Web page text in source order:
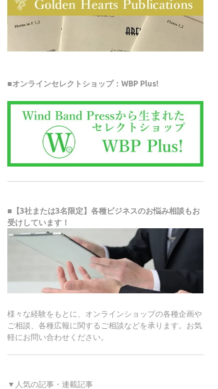
■オンラインセレクトショップ：WBP Plus!
■【3社または3名限定】各種ビジネスのお悩み相談もお
受けしています！
様々な経験をもとに、オンラインショップの各種企画や
ご相談、各種広報に関するご相談などを承ります。お気
軽にお問い合わせください。
▼人気の記事・連載記事